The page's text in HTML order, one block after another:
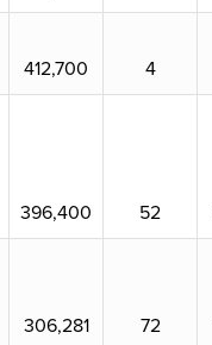
412,700 4
396,400 52
306,281 72